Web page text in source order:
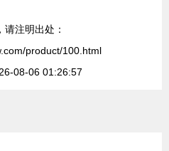
请注明出处：
product/100.html
08-06 01:26:57